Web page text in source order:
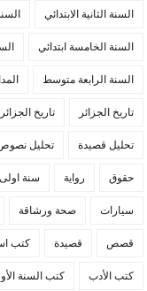
السنة الثانية الابتدائي
السنة الخامسة ابتدائي
السنة الرابعة متوسط
تاريخ الجزائر تاريخ
تحليل قصيدة تحليل
حقوق رواية سنة
سيارات صحة ورشاقة
قصص قصيدة كتب
كتب الأدب كتب السنة